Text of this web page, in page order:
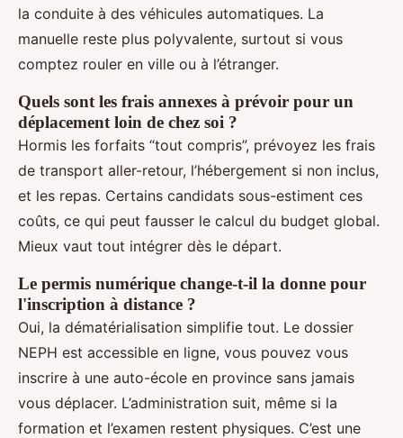
la conduite à des véhicules automatiques. La
manuelle reste plus polyvalente, surtout si vous
comptez rouler en ville ou à l’étranger.
Quels sont les frais annexes à prévoir pour un
déplacement loin de chez soi ?
Hormis les forfaits “tout compris”, prévoyez les frais
de transport aller-retour, l’hébergement si non inclus,
et les repas. Certains candidats sous-estiment ces
coûts, ce qui peut fausser le calcul du budget global.
Mieux vaut tout intégrer dès le départ.
Le permis numérique change-t-il la donne pour
l'inscription à distance ?
Oui, la dématérialisation simplifie tout. Le dossier
NEPH est accessible en ligne, vous pouvez vous
inscrire à une auto-école en province sans jamais
vous déplacer. L’administration suit, même si la
formation et l’examen restent physiques. C’est une